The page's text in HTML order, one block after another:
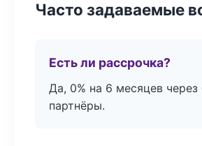
Часто задаваемые
Есть ли рассрочка?
Да, 0% на 6 месяцев через
партнёры.